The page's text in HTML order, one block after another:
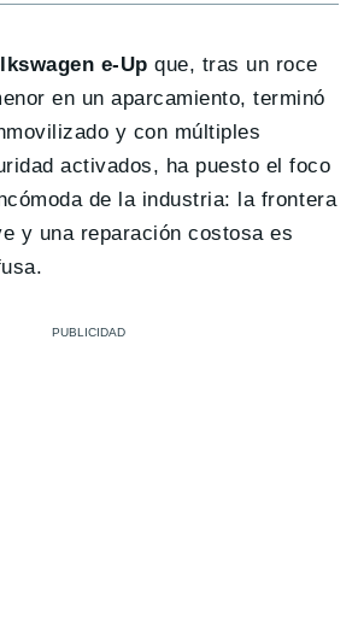
e-Up que, tras un roce
en un aparcamiento, terminó
y con múltiples
activados, ha puesto el foco
de la industria: la frontera
y una reparación costosa es